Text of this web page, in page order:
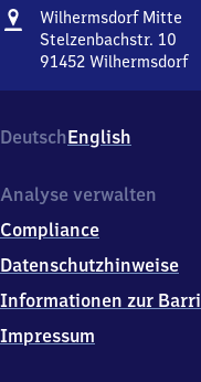
Adresse
Wilhermsdorf Mitte
Stelzenbachstr. 10
91452 Wilhermsdorf
Stelzenbachstr.
10,
1
5
2
DeutschEnglish
Analyse verwalten
Compliance
Datenschutzhinweise
Informationen zur
Impressum